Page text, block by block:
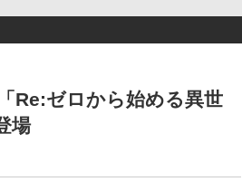
Re:ゼロから始める異世
場